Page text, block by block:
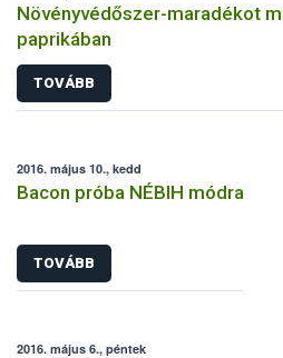
Növényvédőszer-maradékot
paprikában
TOVÁBB
2016. május 10., kedd
Bacon próba NÉBIH módra
TOVÁBB
2016. május 6., péntek